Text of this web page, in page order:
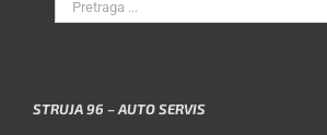
for:
STRUJA 96 – AUTO SERVIS